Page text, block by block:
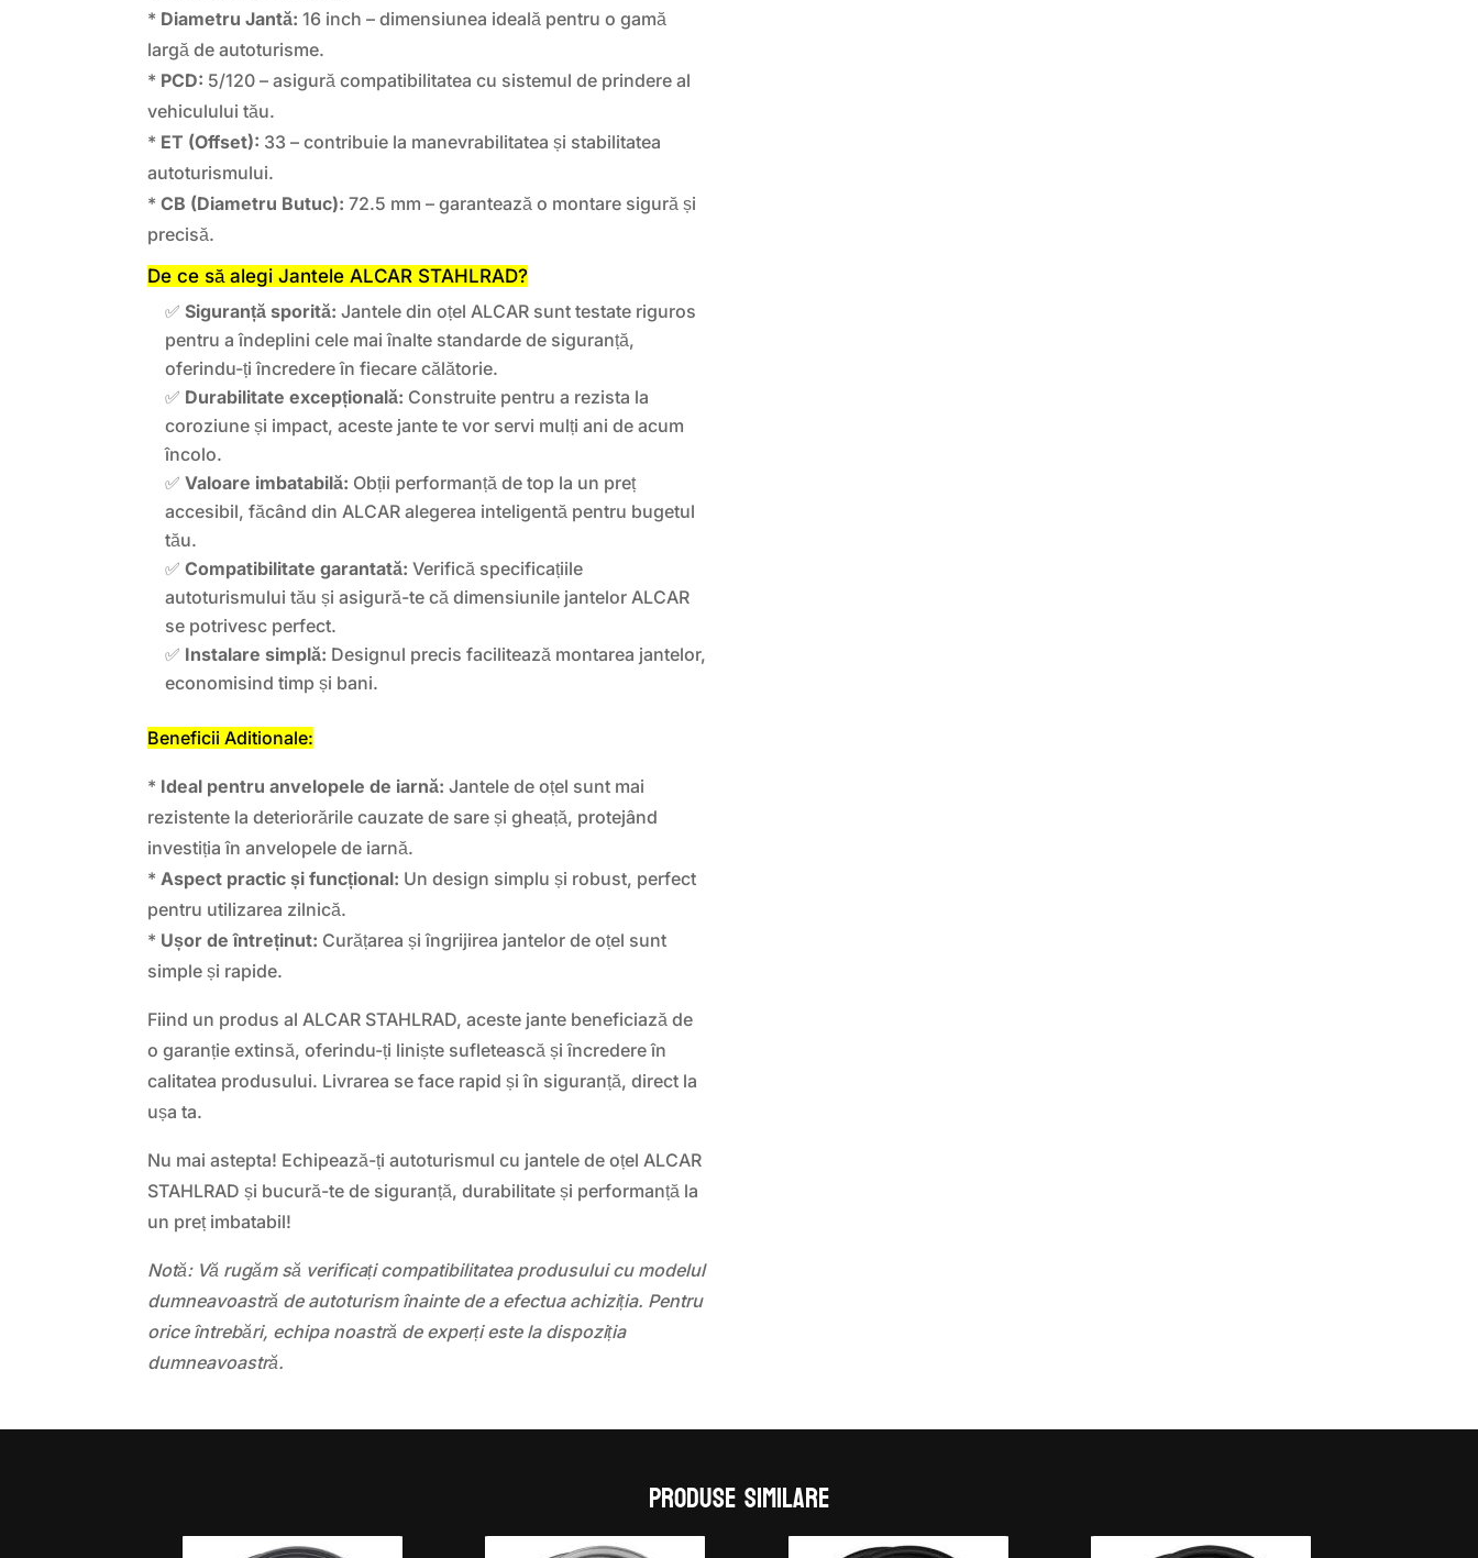
* Diametru Jantă: 16 inch – dimensiunea ideală pentru o gamă
largă de autoturisme.
* PCD: 5/120 – asigură compatibilitatea cu sistemul de prindere al
vehiculului tău.
* ET (Offset): 33 – contribuie la manevrabilitatea și stabilitatea
autoturismului.
*CB (Diametru Butuc): 72.5 mm – garantează o montare sigură și
precisă.
De ce să alegi Jantele ALCAR STAHLRAD?
✅Siguranță sporită: Jantele din oțel ALCAR sunt testate riguros
pentru a îndeplini cele mai înalte standarde de siguranță,
oferindu-ți încredere în fiecare călătorie.
✅ Durabilitate excepțională: Construite pentru a rezista la
coroziune și impact, aceste jante te vor servi mulți ani de acum
încolo.
✅Valoare imbatabilă: Obții performanță de top la un preț
accesibil, făcând din ALCAR alegerea inteligentă pentru bugetul
tău.
✅Compatibilitate garantată: Verifică specificațiile
autoturismului tău și asigură-te că dimensiunile jantelor ALCAR
se potrivesc perfect.
✅ Instalare simplă: Designul precis facilitează montarea jantelor,
economisind timp și bani.
Beneficii Aditionale:
* Ideal pentru anvelopele de iarnă: Jantele de oțel sunt mai
rezistente la deteriorările cauzate de sare și gheață, protejând
investiția în anvelopele de iarnă.
* Aspect practic și funcțional: Un design simplu și robust, perfect
pentru utilizarea zilnică.
* Ușor de întreținut: Curățarea și îngrijirea jantelor de oțel sunt
simple și rapide.
Fiind un produs al ALCAR STAHLRAD, aceste jante beneficiază de
o garanție extinsă, oferindu-ți liniște sufletească și încredere în
calitatea produsului. Livrarea se face rapid și în siguranță, direct la
ușa ta.
Nu mai astepta! Echipează-ți autoturismul cu jantele de oțel ALCAR
STAHLRAD și bucură-te de siguranță, durabilitate și performanță la
un preț imbatabil!
Notă: Vă rugăm să verificați compatibilitatea produsului cu modelul
dumneavoastră de autoturism înainte de a efectua achiziția. Pentru
orice întrebări, echipa noastră de experți este la dispoziția
dumneavoastră.
Produse similare